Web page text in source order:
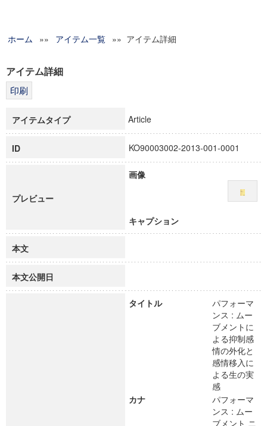
グローバルリサーチインスティテュート
科学研究費補助金研究成果報告書
博士課程教育リーディングプログラム「超成熟社会発展のサ
ホーム »» アイテム一覧 »» アイテム詳細
アイテム詳細
アイテムタイプ Article
ID KO90003002-2013-001-0001
プレビュー
画像
キャプション
本文
本文公開日
タイトル
パフォーマ
ンス : ムー
ブメントに
よる抑制感
情の外化と
感情移入に
よる生の実
感
カナ
パフォーマ
ンス : ムー
ブメント ニ